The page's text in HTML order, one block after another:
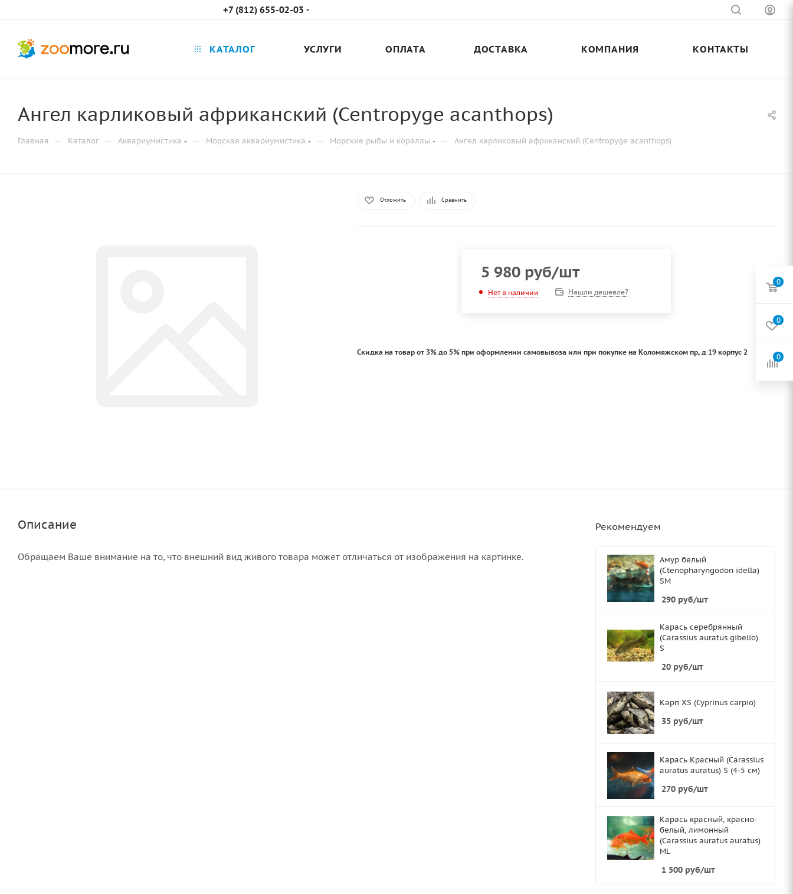
+7 (812) 655-02-03
КАТАЛОГ УСЛУГИ ОПЛАТА ДОСТАВКА КОМПАНИЯ КОНТАКТЫ
Ангел карликовый африканский (Centropyge аcanthops)
Главная — Каталог — Аквариумистика — Морская аквариумистика — Морские рыбы и кораллы — Ангел карликовый африканский (Centropyge аcanthops)
Отложить Сравнить
5 980 руб/шт
Нет в наличии Нашли дешевле?
Скидка на товар от 3% до 5% при оформлении самовывоза или при покупке на Коломяжском пр, д 19 корпус 2
Описание
Обращаем Ваше внимание на то, что внешний вид живого товара может отличаться от изображения на картинке.
Рекомендуем
Амур белый
(Ctenopharyngodon idella)
SМ
290 руб/шт
Карась серебрянный
(Carassius auratus gibelio)
S
20 руб/шт
Карп XS (Cyprinus carpio)
35 руб/шт
Карась Красный (Carassius
auratus auratus) S (4-5 см)
270 руб/шт
Карась красный, красно-
белый, лимонный
(Carassius auratus auratus)
ML
1 500 руб/шт
0
0
0